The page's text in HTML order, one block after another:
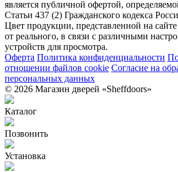
является публичной офертой,
Статьи 437 (2) Гражданского кодекса
Цвет продукции, представленной на
от реального, в связи с различными
устройств для просмотра.
Оферта Политика конфиденциальности
отношении файлов cookie Согласие на
персональных данных
© 2026 Магазин дверей «Sheffdoors»
Каталог
Позвонить
Установка